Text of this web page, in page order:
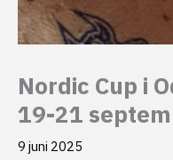
Nordic Cup i
19-21
9 juni 2025